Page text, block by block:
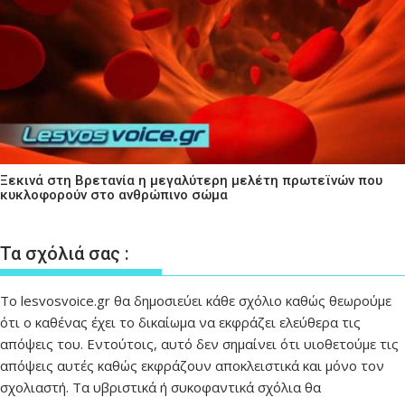
Ξεκινά στη Βρετανία η μεγαλύτερη μελέτη πρωτεϊνών που
κυκλοφορούν στο ανθρώπινο σώμα
Τα σχόλιά σας :
Το lesvosvoice.gr θα δημοσιεύει κάθε σχόλιο καθώς θεωρούμε
ότι ο καθένας έχει το δικαίωμα να εκφράζει ελεύθερα τις
απόψεις του. Εντούτοις, αυτό δεν σημαίνει ότι υιοθετούμε τις
απόψεις αυτές καθώς εκφράζουν αποκλειστικά και μόνο τον
σχολιαστή. Τα υβριστικά ή συκοφαντικά σχόλια θα